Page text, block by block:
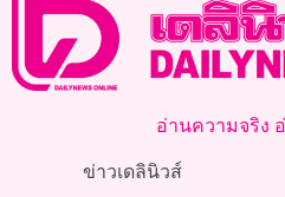
อ่านความจริง
ข่าวเดลินิวส์